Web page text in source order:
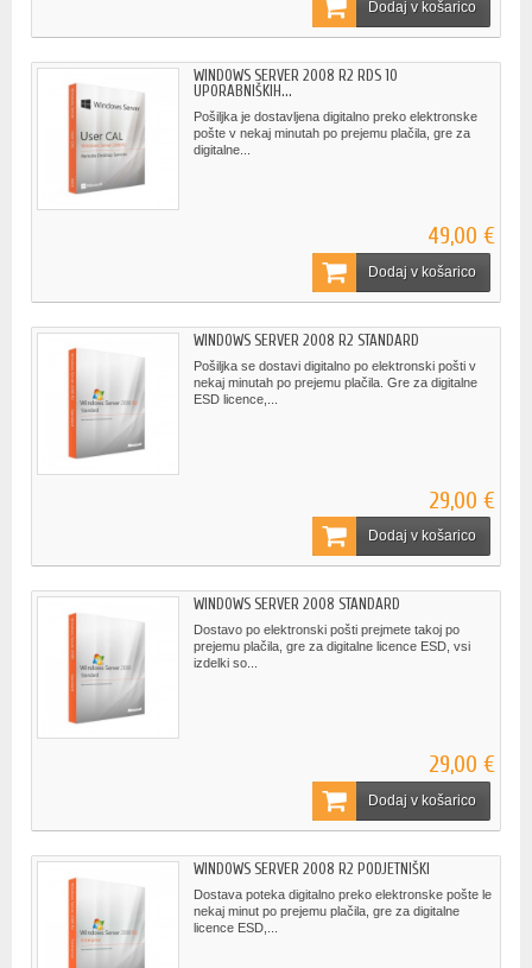
Dodaj v košarico
WINDOWS SERVER 2008 R2 RDS 10
UPORABNIŠKIH...
Pošiljka je dostavljena digitalno preko elektronske
pošte v nekaj minutah po prejemu plačila, gre za
digitalne...
49,00 €
Dodaj v košarico
WINDOWS SERVER 2008 R2 STANDARD
Pošiljka se dostavi digitalno po elektronski pošti v
nekaj minutah po prejemu plačila. Gre za digitalne
ESD licence,...
29,00 €
Dodaj v košarico
WINDOWS SERVER 2008 STANDARD
Dostavo po elektronski pošti prejmete takoj po
prejemu plačila, gre za digitalne licence ESD, vsi
izdelki so...
29,00 €
Dodaj v košarico
WINDOWS SERVER 2008 R2 PODJETNIŠKI
Dostava poteka digitalno preko elektronske pošte le
nekaj minut po prejemu plačila, gre za digitalne
licence ESD,...